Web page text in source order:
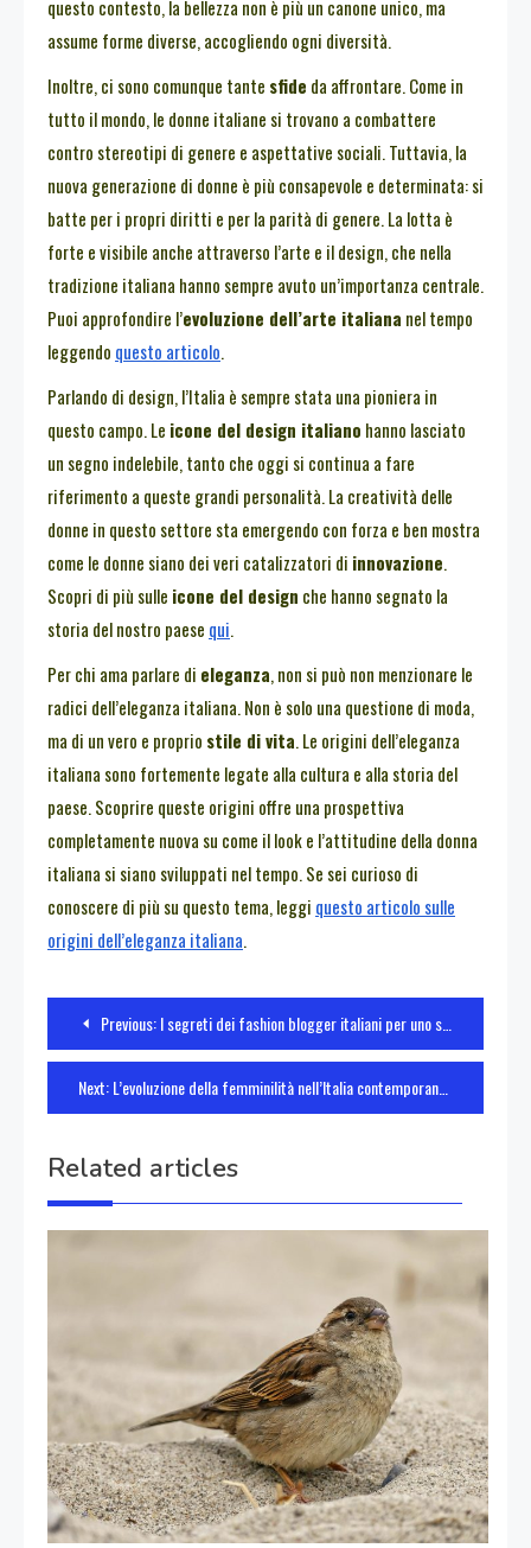
questo contesto, la bellezza non è più un canone unico, ma
assume forme diverse, accogliendo ogni diversità.
Inoltre, ci sono comunque tante sfide da affrontare. Come in
tutto il mondo, le donne italiane si trovano a combattere
contro stereotipi di genere e aspettative sociali. Tuttavia, la
nuova generazione di donne è più consapevole e determinata: si
batte per i propri diritti e per la parità di genere. La lotta è
forte e visibile anche attraverso l’arte e il design, che nella
tradizione italiana hanno sempre avuto un’importanza centrale.
Puoi approfondire l’evoluzione dell’arte italiana nel tempo
leggendo questo articolo.
Parlando di design, l’Italia è sempre stata una pioniera in
questo campo. Le icone del design italiano hanno lasciato
un segno indelebile, tanto che oggi si continua a fare
riferimento a queste grandi personalità. La creatività delle
donne in questo settore sta emergendo con forza e ben mostra
come le donne siano dei veri catalizzatori di innovazione.
Scopri di più sulle icone del design che hanno segnato la
storia del nostro paese qui.
Per chi ama parlare di eleganza, non si può non menzionare le
radici dell’eleganza italiana. Non è solo una questione di moda,
ma di un vero e proprio stile di vita. Le origini dell’eleganza
italiana sono fortemente legate alla cultura e alla storia del
paese. Scoprire queste origini offre una prospettiva
completamente nuova su come il look e l’attitudine della donna
italiana si siano sviluppati nel tempo. Se sei curioso di
conoscere di più su questo tema, leggi questo articolo sulle
origini dell’eleganza italiana.
Navigazione
articoli
Previous:I segreti dei fashion blogger italiani per uno stile impeccabile
Next:L’evoluzione della femminilità nell’Italia contemporanea
Related articles